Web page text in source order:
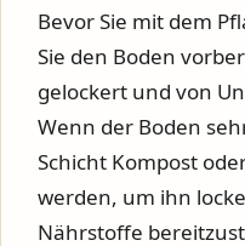
Bevor Sie mit dem
Sie den Boden
gelockert und von
Wenn der Boden
Schicht Kompost
werden, um ihn
Nährstoffe